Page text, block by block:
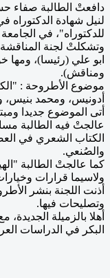
دافعتْ الطالبة صفاء
لنيل شهادة الدكتوراه
للدكتوراه"، في الجامعة
وتشكلتْ لجنة
ابو علي (رئيسا)،
ومناقش).
موضوع الأطروحة :
أدونيس، ومحمد بنيس،
أتى الموضوع جديدا
عالجتْ فيه الطالبة
الكتاب الشعري في
والصُنعي.
كما عالجتْ الطالبة
ولاسيما قرارات
أذنت اللجنة بنشر
وتصليحات فيها.
أهلا بالزميلة
البكر في الدراسات